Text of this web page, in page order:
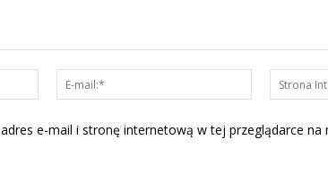
Nazwa:*
mail:*
e-mail i stronę internetową w tej przeglądarce na